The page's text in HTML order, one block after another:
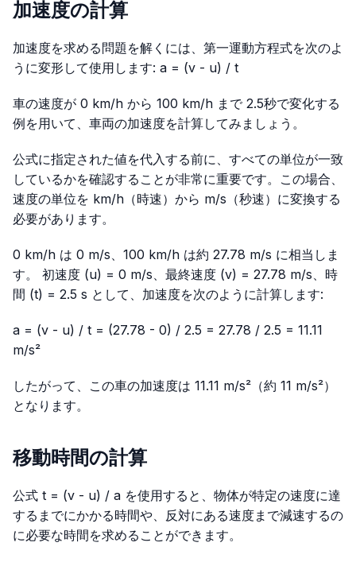
加速度の計算
加速度を求める問題を解くには、第一運動方程式を次のよ
うに変形して使用します: a = (v - u) / t
車の速度が 0 km/h から 100 km/h まで 2.5秒で変化する
例を用いて、車両の加速度を計算してみましょう。
公式に指定された値を代入する前に、すべての単位が一致
しているかを確認することが非常に重要です。この場合、
速度の単位を km/h（時速）から m/s（秒速）に変換する
必要があります。
0 km/h は 0 m/s、100 km/h は約 27.78 m/s に相当しま
す。 初速度 (u) = 0 m/s、最終速度 (v) = 27.78 m/s、時
間 (t) = 2.5 s として、加速度を次のように計算します:
a = (v - u) / t = (27.78 - 0) / 2.5 = 27.78 / 2.5 = 11.11
m/s²
したがって、この車の加速度は 11.11 m/s²（約 11 m/s²）
となります。
移動時間の計算
公式 t = (v - u) / a を使用すると、物体が特定の速度に達
するまでにかかる時間や、反対にある速度まで減速するの
に必要な時間を求めることができます。